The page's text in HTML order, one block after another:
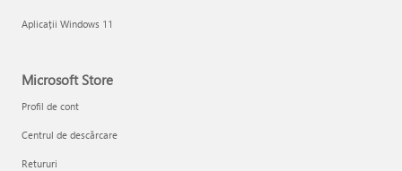
Aplicații Windows 11
Microsoft Store
Profil de cont
Centrul de descărcare
Retururi